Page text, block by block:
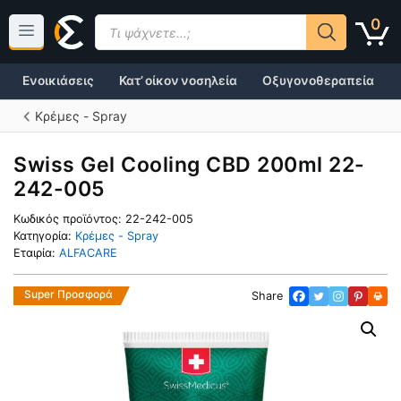
περιεχόμενο
0
Products
search
Κατ’ οίκον νοσηλεία Οξυγονοθεραπεία
Ενοικιάσεις
Κρέμες - Spray
Swiss Gel Cooling CBD 200ml 22-
242-005
Κωδικός προϊόντος: 22-242-005
Κατηγορία: Κρέμες - Spray
Εταιρία: ALFACARE
Share
Super Προσφορά